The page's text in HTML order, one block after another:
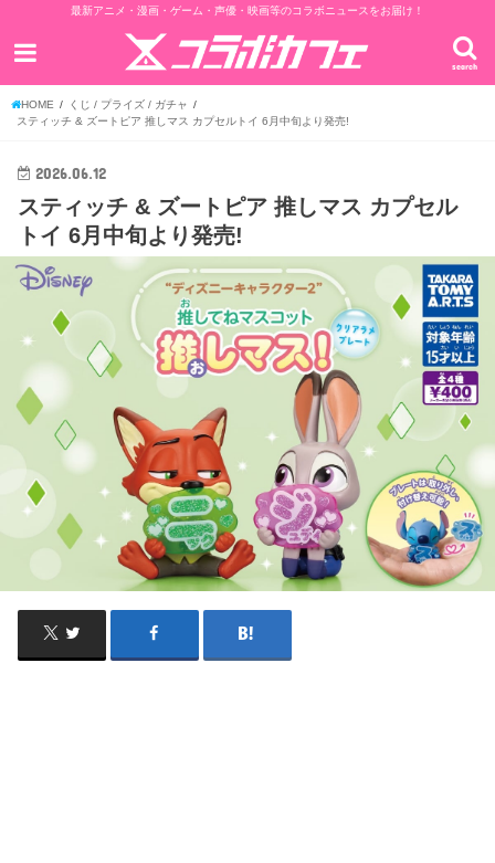
最新アニメ・漫画・ゲーム・声優・映画等のコラボニュースをお届け！
search
HOME
くじ / プライズ / ガチャ
スティッチ & ズートピア 推しマス カプセルトイ 6月中旬より発売!
2026.06.12
スティッチ & ズートピア 推しマス カプセル
トイ 6月中旬より発売!